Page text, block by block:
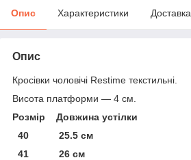
Опис Характеристики Доставка
Опис
Кросівки чоловічі Restime текстильні.
Висота платформи — 4 см.
Розмір Довжина устілки
40 25.5 см
41 26 см